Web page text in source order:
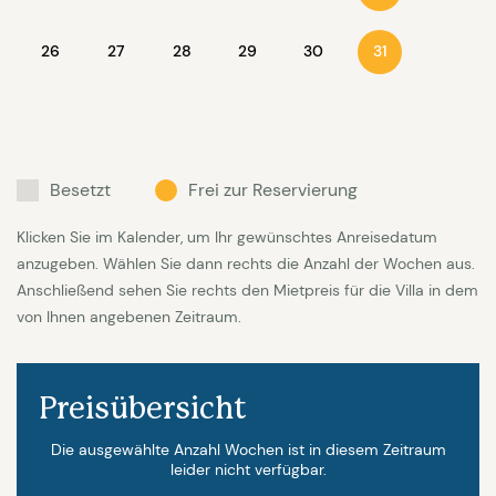
Garten mit Meerblick | 1 Appartement mit 2
Doppelbetten und Bad en-suit (inkl. Fön und
Klimaanlage), zahlreichen Einbauschränken, direkter
schließt sich eine Bibliothek mit Fernseher an. Das
Zimmer hat zwei Couchelemente (eine davon als
Ausziehcouch). En suite befindet sich ein separates
Badezimmer
Bucht von St. Tropez und das offene Meer. En suite
befindet sich ein Badezimmer, mit großem
Waschtisch, zwei Waschbecken sowie Dusche und
26 27 28 29 30 31
Besetzt Frei zur Reservierung
Klicken Sie im Kalender, um Ihr gewünschtes Anreisedatum
anzugeben. Wählen Sie dann rechts die Anzahl der Wochen aus.
Anschließend sehen Sie rechts den Mietpreis für die Villa in dem
von Ihnen angebenen Zeitraum.
Preisübersicht
Die ausgewählte Anzahl Wochen ist in diesem Zeitraum
leider nicht verfügbar.